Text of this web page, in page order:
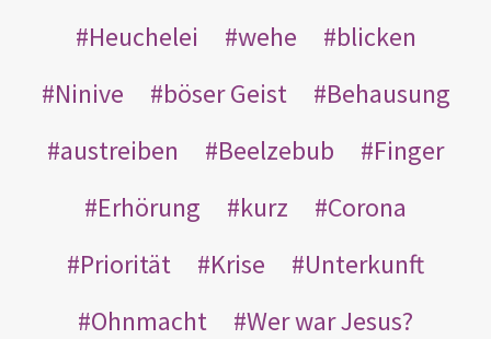
Heuchelei wehe
blicken
Ninive
böser Geist
Behausung
austreiben
Beelzebub
Finger
Erhörung
kurz
Corona
Priorität
Krise
Unterkunft
Ohnmacht
Wer war Jesus?